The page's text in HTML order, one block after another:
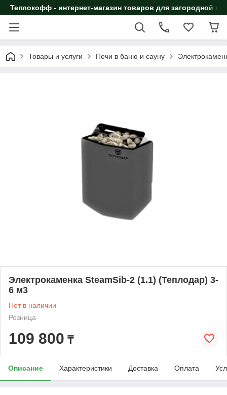
Теплокофф - интернет-магазин товаров для загородной
Товары и услуги Печи в баню и сауну
Электрокаменка SteamSib-2 (1.1) (Теплодар) 3-
6 м3
Нет в наличии
Розница
109 800 ₸
Описание Характеристики Доставка Оплата